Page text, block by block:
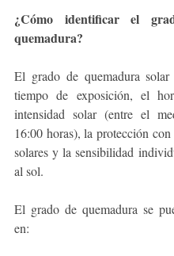
¿Cómo identificar el
quemadura?
El grado de quemadura solar
tiempo de exposición, el
intensidad solar (entre el
16:00 horas), la protección
solares y la sensibilidad
al sol.
El grado de quemadura se
en: